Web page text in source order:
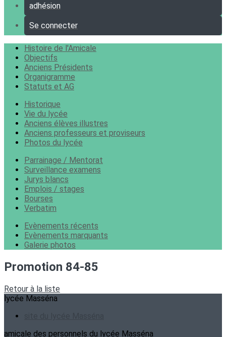
adhésion
Se connecter
Histoire de l'Amicale
Objectifs
Anciens Présidents
Organigramme
Statuts et AG
Historique
Vie du lycée
Anciens élèves illustres
Anciens professeurs et proviseurs
Photos du lycée
Parrainage / Mentorat
Surveillance examens
Jurys blancs
Emplois / stages
Bourses
Verbatim
Evènements récents
Evènements marquants
Galerie photos
Promotion 84-85
Retour à la liste
lycée Masséna
amicale des personnels du lycée Masséna